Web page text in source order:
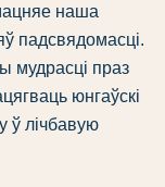
наша
падсвядомасці.
мудрасці праз
юнгаўскі
ў лічбавую